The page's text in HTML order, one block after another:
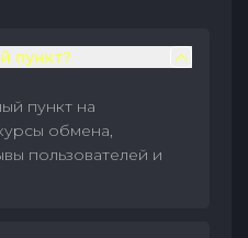
пункт?
пункт на
обмена,
пользователей и